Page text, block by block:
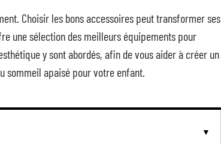
Choisir les bons accessoires peut transformer ses
une sélection des meilleurs équipements pour
y sont abordés, afin de vous aider à créer un
sommeil apaisé pour votre enfant.